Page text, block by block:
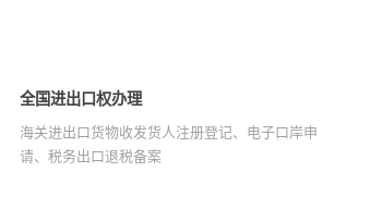
全国进出口权办理
海关进出口货物收发货人注册登记、电子口岸申
请、税务出口退税备案